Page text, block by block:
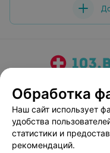
Медицинский
Пользовательское
Обработка
Наш сайт использует
удобства
статистики и
рекомендаций.